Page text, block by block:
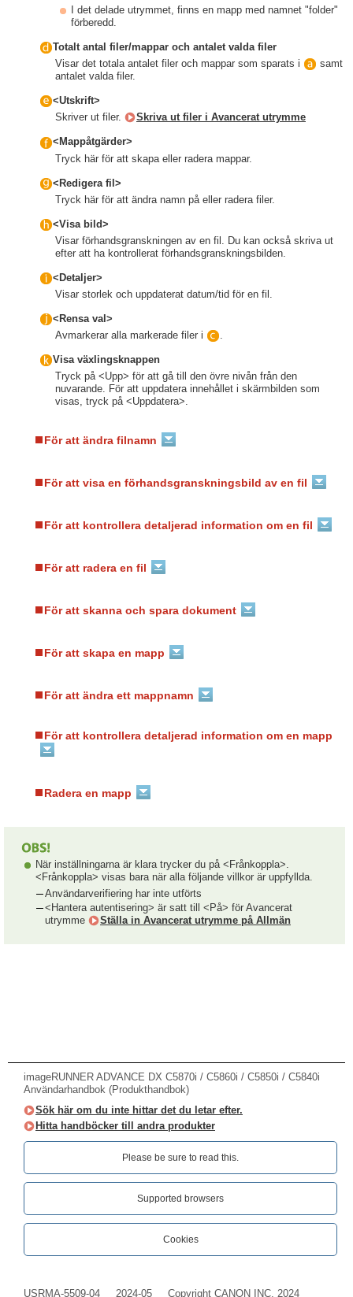
I det delade utrymmet, finns en mapp med namnet "folder"
förberedd.
Totalt antal filer/mappar och antalet valda filer
Visar det totala antalet filer och mappar som sparats i
samt
antalet valda filer.
<Utskrift>
Skriver ut filer.
Skriva ut filer i Avancerat utrymme
<Mappåtgärder>
Tryck här för att skapa eller radera mappar.
<Redigera fil>
Tryck här för att ändra namn på eller radera filer.
<Visa bild>
Visar förhandsgranskningen av en fil. Du kan också skriva ut
efter att ha kontrollerat förhandsgranskningsbilden.
<Detaljer>
Visar storlek och uppdaterat datum/tid för en fil.
<Rensa val>
Avmarkerar alla markerade filer i
.
Visa växlingsknappen
Tryck på <Upp> för att gå till den övre nivån från den
nuvarande. För att uppdatera innehållet i skärmbilden som
visas, tryck på <Uppdatera>.
För att ändra filnamn
För att visa en förhandsgranskningsbild av en fil
För att kontrollera detaljerad information om en fil
För att radera en fil
För att skanna och spara dokument
För att skapa en mapp
För att ändra ett mappnamn
För att kontrollera detaljerad information om en mapp
Radera en mapp
När inställningarna är klara trycker du på <Frånkoppla>.
<Frånkoppla> visas bara när alla följande villkor är uppfyllda.
Användarverifiering har inte utförts
<Hantera autentisering> är satt till <På> för Avancerat
utrymme
Ställa in Avancerat utrymme på Allmän
imageRUNNER ADVANCE DX C5870i / C5860i / C5850i / C5840i
Användarhandbok (Produkthandbok)
Sök här om du inte hittar det du letar efter.
Hitta handböcker till andra produkter
Please be sure to read this.‎
Supported browsers
Cookies
USRMA-5509-04 2024-05 Copyright CANON INC. 2024